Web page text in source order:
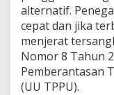
alternatif.
cepat dan jika
menjerat
Nomor 8 Tahun
Pemberantasan
(UU TPPU).